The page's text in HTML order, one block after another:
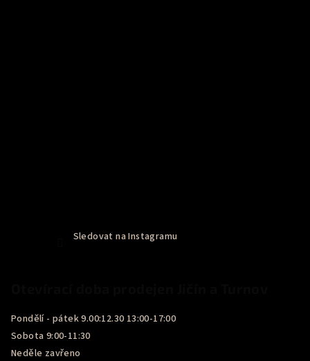
Sledovat na Instagramu
Pondělí - pátek 9.00:12.30 13:00-17:00
Sobota 9:00-11:30
Neděle zavřeno